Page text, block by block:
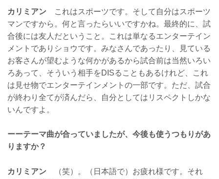
カリミアン これはスポーツです。そして自分はスポーツ
マンですから。何と言ったらいいですかね。最終的に、試
合後には友人だということ。これは単なるエンターテイン
メントでありショウです。みなさんであったり、見ている
お客さんが望むような何かがあるから試合前は当然いろい
ろあって、そういう相手をDISることもあるけれど、これ
は見せ物でエンターテインメントの一部です。ただ、試合
が終わり全てが済んだら、自分としてはリスペクトしかな
いんですよ。
ーーテーマ曲が合っていましたが、今後も使うつもりがあ
りますか？
カリミアン （笑）。（日本語で）お疲れ様です。それ